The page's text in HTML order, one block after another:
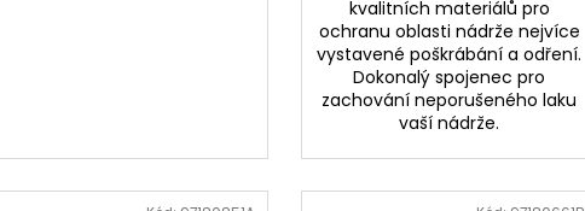
kvalitních materiálů pro
ochranu oblasti nádrže nejvíce
vystavené poškrábání a odření.
Dokonalý spojenec pro
zachování neporušeného laku
vaší nádrže.